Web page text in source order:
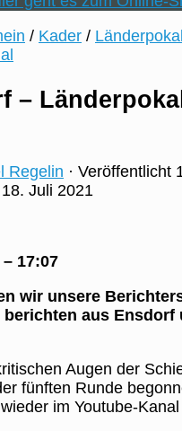
/ Kader / Länderpokal
–
Regelin · Veröffentlicht
18. Juli 2021
– 17:07
wir unsere
aus Ensdorf
Augen der
fünften Runde
im Youtube-